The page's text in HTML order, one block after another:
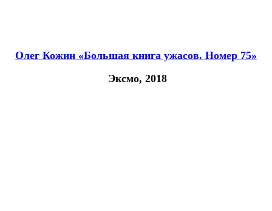
Олег Кожин «Большая книга ужасов. Номер 75»
Эксмо, 2018